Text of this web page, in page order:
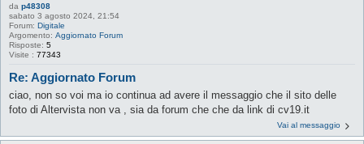
da p48308
sabato 3 agosto 2024, 21:54
Forum: Digitale
Argomento: Aggiornato Forum
Risposte: 5
Visite : 77343
Re: Aggiornato Forum
ciao, non so voi ma io continua ad avere il messaggio che il sito delle
foto di Altervista non va , sia da forum che che da link di cv19.it
Vai al messaggio